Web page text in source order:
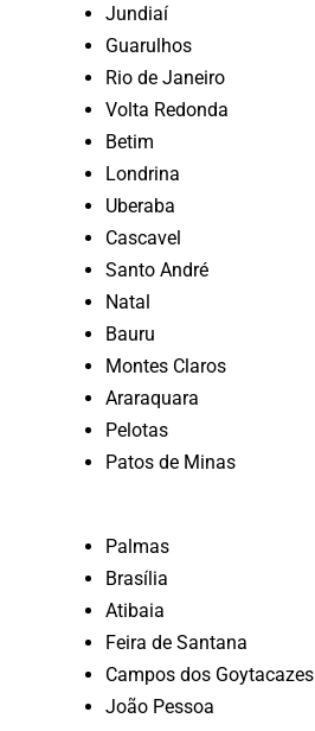
Jundiaí
Guarulhos
Rio de Janeiro
Volta Redonda
Betim
Londrina
Uberaba
Cascavel
Santo André
Natal
Bauru
Montes Claros
Araraquara
Pelotas
Patos de Minas
Palmas
Brasília
Atibaia
Feira de Santana
Campos dos Goytacazes
João Pessoa